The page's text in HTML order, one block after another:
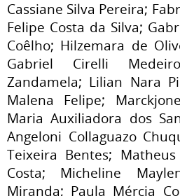
Cassiane Silva Pereira;
Felipe Costa da Silva;
Coêlho; Hilzemara de
Gabriel Cirelli
Zandamela; Lilian Nara
Malena Felipe;
Maria Auxiliadora dos
Angeloni Collaguazo
Teixeira Bentes;
Costa; Micheline
Miranda; Paula Mércia